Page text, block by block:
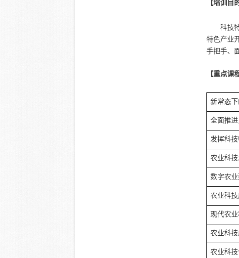
【培训目
科技
特色产业
手把手、
【重点课
新常态
全面推
发挥科
农业科
数字农
农业科
现代农
农业科
农业科